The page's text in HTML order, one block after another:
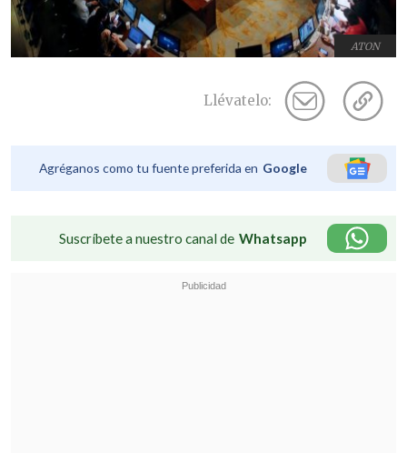
ATON
Llévatelo:
Agréganos como tu fuente preferida en Google
Suscríbete a nuestro canal de Whatsapp